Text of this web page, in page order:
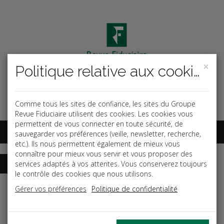
Code ouvrage OK
Espace abonnés
Accueil Guides Le comité social et économique 2020
×
Politique relative aux cookies
Comme tous les sites de confiance, les sites du Groupe
Revue Fiduciaire utilisent des cookies. Les cookies vous
permettent de vous connecter en toute sécurité, de
sauvegarder vos préférences (veille, newsletter, recherche,
etc.). Ils nous permettent également de mieux vous
connaître pour mieux vous servir et vous proposer des
services adaptés à vos attentes. Vous conserverez toujours
le contrôle des cookies que nous utilisons.
Gérer vos préférences
Politique de confidentialité